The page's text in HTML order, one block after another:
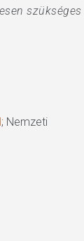
szükséges
; Nemzeti